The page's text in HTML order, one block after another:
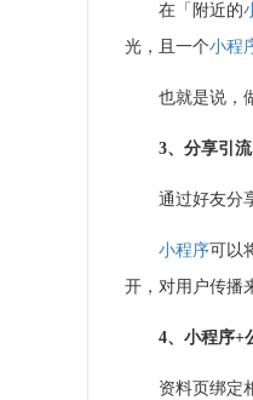
在「附近的
光，且一个小程
也就是说，
3、分享引流
通过好友分
小程序可以
开，对用户传播
4、 小程序+
资料页绑定